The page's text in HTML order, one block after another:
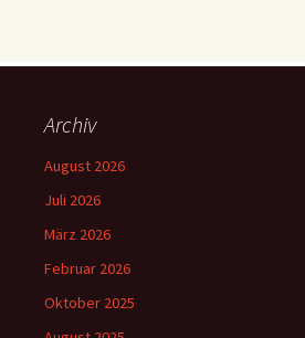
Archiv
August 2026
Juli 2026
März 2026
Februar 2026
Oktober 2025